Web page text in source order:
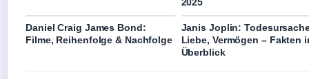
Daniel Craig James Bond:
Filme, Reihenfolge & Nachfolge
Janis Joplin:
Liebe, Vermögen – Fakten
Überblick